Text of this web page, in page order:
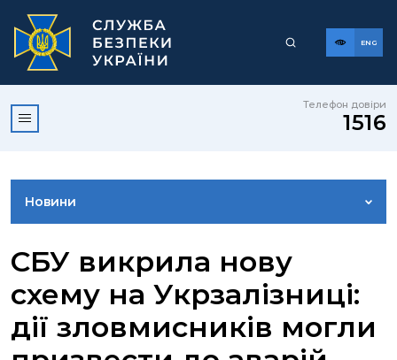
ENG
Телефон довіри
1516
Новини
ВІДЕОГАЛЕРЕЯ
КОНТАКТИ ПРЕСЦЕНТРУ
СБУ викрила нову
схему на Укрзалізниці:
дії зловмисників могли